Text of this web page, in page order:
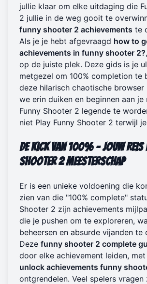
jullie klaar om elke uitdaging die
2 jullie in de weg gooit te
funny shooter 2 achievements te
Als je je hebt afgevraagd how to
achievements in funny shooter 2?
op de juiste plek. Deze gids is je
metgezel om 100% completion te
deze hilarisch chaotische browser
we erin duiken en beginnen aan je
Funny Shooter 2 legende te
niet Play Funny Shooter 2 terwijl
De Kick van 100% - Jouw Reis
Shooter 2 Meesterschap
Er is een unieke voldoening die
zien van die "100% complete"
Shooter 2 zijn achievements
die je pushen om te exploreren,
beheersen en absurde vijanden te
Deze funny shooter 2 complete
door elke achievement leiden,
unlock achievements funny
ontgrendelen. Veel spelers vragen